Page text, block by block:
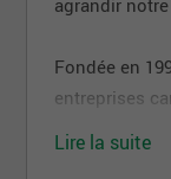
Fondée en
entreprises
Lire la suite